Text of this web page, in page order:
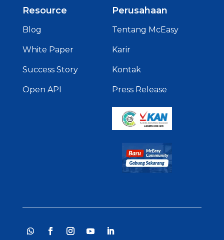
Resource
Blog
White Paper
Success Story
Open API
Perusahaan
Tentang McEasy
Karir
Kontak
Press Release